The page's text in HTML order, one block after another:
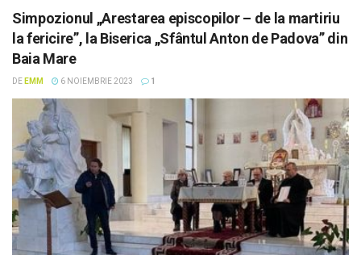
Simpozionul „Arestarea episcopilor – de la martiriu
la fericire”, la Biserica „Sfântul Anton de Padova” din
Baia Mare
DE EMM 6 NOIEMBRIE 2023 1